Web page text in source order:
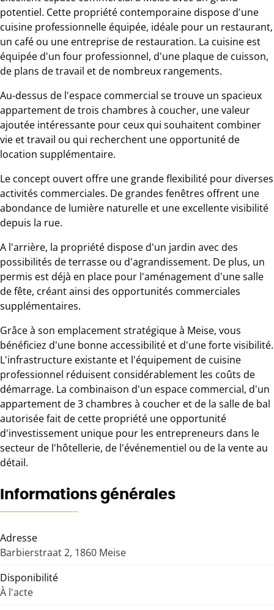
potentiel. Cette propriété contemporaine dispose d'une
cuisine professionnelle équipée, idéale pour un restaurant,
un café ou une entreprise de restauration. La cuisine est
équipée d'un four professionnel, d'une plaque de cuisson,
de plans de travail et de nombreux rangements.
Au-dessus de l'espace commercial se trouve un spacieux
appartement de trois chambres à coucher, une valeur
ajoutée intéressante pour ceux qui souhaitent combiner
vie et travail ou qui recherchent une opportunité de
location supplémentaire.
Le concept ouvert offre une grande flexibilité pour diverses
activités commerciales. De grandes fenêtres offrent une
abondance de lumière naturelle et une excellente visibilité
depuis la rue.
A l'arrière, la propriété dispose d'un jardin avec des
possibilités de terrasse ou d'agrandissement. De plus, un
permis est déjà en place pour l'aménagement d'une salle
de fête, créant ainsi des opportunités commerciales
supplémentaires.
Grâce à son emplacement stratégique à Meise, vous
bénéficiez d'une bonne accessibilité et d'une forte visibilité.
L'infrastructure existante et l'équipement de cuisine
professionnel réduisent considérablement les coûts de
démarrage. La combinaison d'un espace commercial, d'un
appartement de 3 chambres à coucher et de la salle de bal
autorisée fait de cette propriété une opportunité
d'investissement unique pour les entrepreneurs dans le
secteur de l'hôtellerie, de l'événementiel ou de la vente au
détail.
Informations générales
Adresse
Barbierstraat 2, 1860 Meise
Disponibilité
À l'acte